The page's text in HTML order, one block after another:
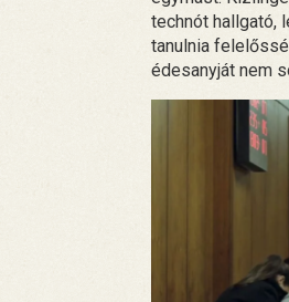
technót hallgató,
tanulnia
édesanyját nem